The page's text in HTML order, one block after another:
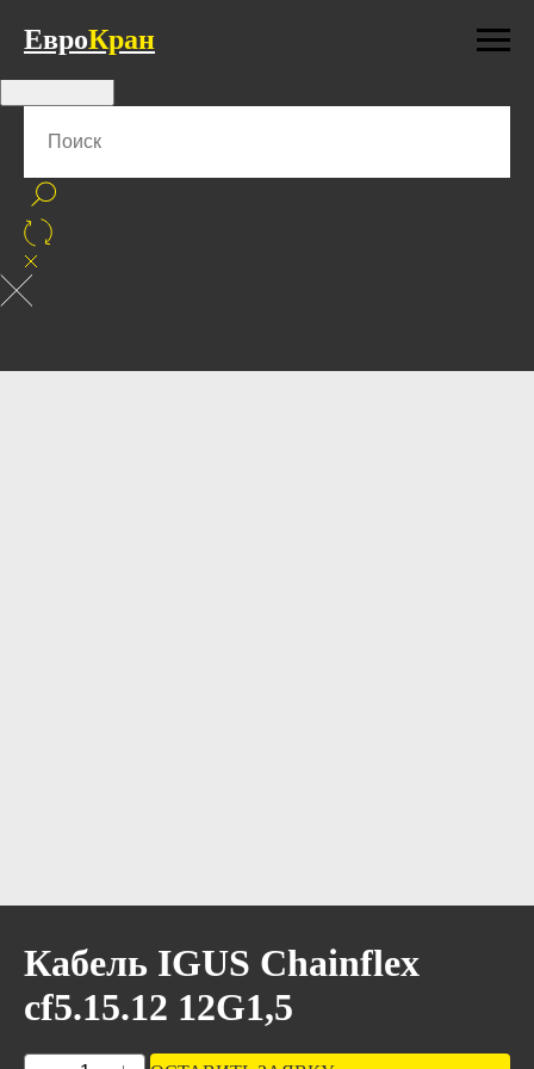
ЕвроКран
Кабель IGUS Chainflex
cf5.15.12 12G1,5